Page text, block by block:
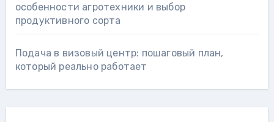
особенности агротехники и выбор
продуктивного сорта
Подача в визовый центр: пошаговый план,
который реально работает